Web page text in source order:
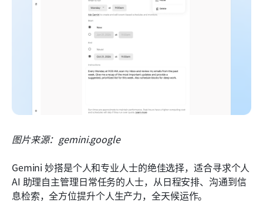
图片来源：gemini.google
Gemini 妙搭是个人和专业人士的绝佳选择，适合寻求个人
AI 助理自主管理日常任务的人士，从日程安排、沟通到信
息检索，全方位提升个人生产力，全天候运作。